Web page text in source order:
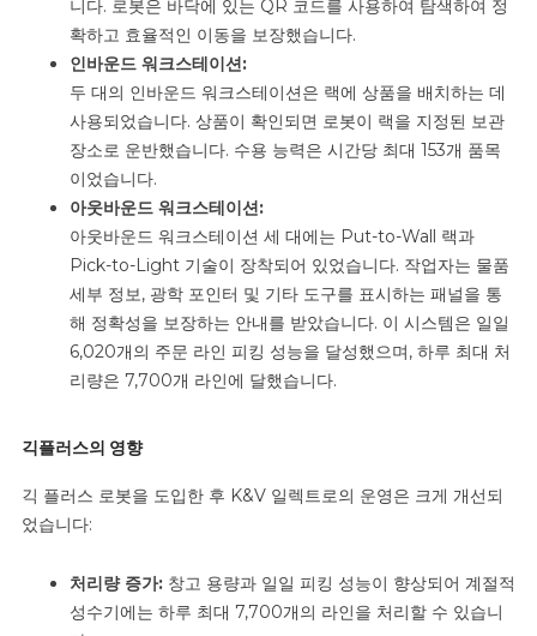
니다. 로봇은 바닥에 있는 QR 코드를 사용하여 탐색하여 정
확하고 효율적인 이동을 보장했습니다.
인바운드 워크스테이션:
두 대의 인바운드 워크스테이션은 랙에 상품을 배치하는 데
사용되었습니다. 상품이 확인되면 로봇이 랙을 지정된 보관
장소로 운반했습니다. 수용 능력은 시간당 최대 153개 품목
이었습니다.
아웃바운드 워크스테이션:
아웃바운드 워크스테이션 세 대에는 Put-to-Wall 랙과
Pick-to-Light 기술이 장착되어 있었습니다. 작업자는 물품
세부 정보, 광학 포인터 및 기타 도구를 표시하는 패널을 통
해 정확성을 보장하는 안내를 받았습니다. 이 시스템은 일일
6,020개의 주문 라인 피킹 성능을 달성했으며, 하루 최대 처
리량은 7,700개 라인에 달했습니다.
긱플러스의 영향
긱 플러스 로봇을 도입한 후 K&V 일렉트로의 운영은 크게 개선되
었습니다:
처리량 증가: 창고 용량과 일일 피킹 성능이 향상되어 계절적
성수기에는 하루 최대 7,700개의 라인을 처리할 수 있습니